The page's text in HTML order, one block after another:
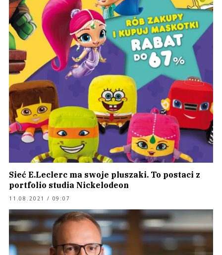
Sieć E.Leclerc ma swoje pluszaki. To postaci z
portfolio studia Nickelodeon
11.08.2021 / 09:07